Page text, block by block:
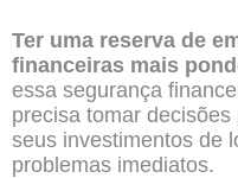
Ter uma reserva de
financeiras mais
essa segurança
precisa tomar
seus investimentos de
problemas imediatos.